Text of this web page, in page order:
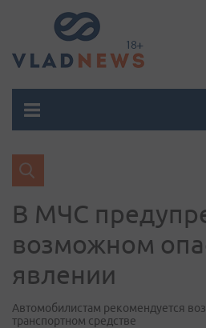
В МЧС
возможном
явлении
Автомобилистам рекомендуется
транспортном средстве